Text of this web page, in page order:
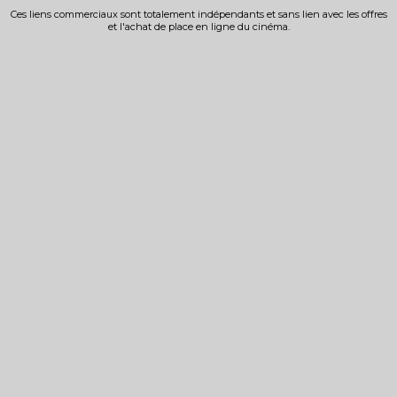
Ces liens commerciaux sont totalement indépendants et sans lien avec les offres
et l'achat de place en ligne du cinéma.